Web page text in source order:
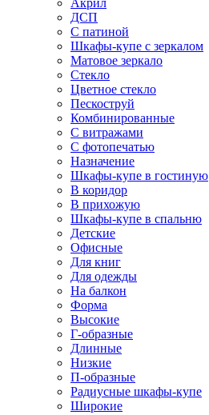
Акрил
ДСП
С патиной
Шкафы-купе с зеркалом
Матовое зеркало
Стекло
Цветное стекло
Пескоструй
Комбинированные
С витражами
С фотопечатью
Назначение
Шкафы-купе в гостиную
В коридор
В прихожую
Шкафы-купе в спальню
Детские
Офисные
Для книг
Для одежды
На балкон
Форма
Высокие
Г-образные
Длинные
Низкие
П-образные
Радиусные шкафы-купе
Широкие